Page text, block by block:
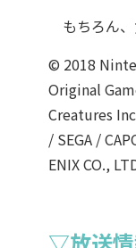
もちろん
© 2018
Original
Creatures
/ SEGA /
ENIX CO.,